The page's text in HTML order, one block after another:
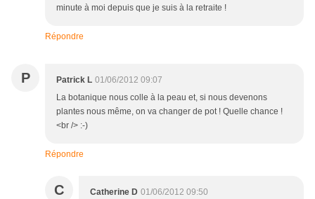
minute à moi depuis que je suis à la retraite !
Répondre
P Patrick L 01/06/2012 09:07
La botanique nous colle à la peau et, si nous devenons
plantes nous même, on va changer de pot ! Quelle chance !
<br /> :-)
Répondre
C Catherine D 01/06/2012 09:50